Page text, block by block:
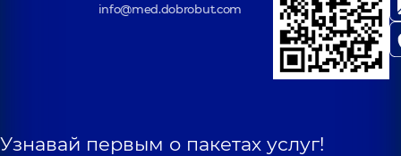
info@med.dobrobut.com
Узнавай первым о пакетах услуг!